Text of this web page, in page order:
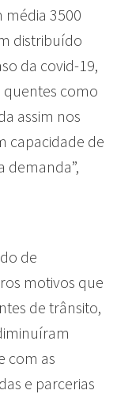
3500
distribuído
da covid-19,
quentes como
assim nos
capacidade de
demanda”,
de
motivos que
de trânsito,
com as
e parcerias